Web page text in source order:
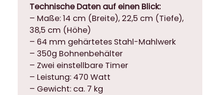
Technische Daten auf einen Blick:
– Maße: 14 cm (Breite), 22,5 cm (Tiefe),
38,5 cm (Höhe)
– 64 mm gehärtetes Stahl-Mahlwerk
– 350g Bohnenbehälter
– Zwei einstellbare Timer
– Leistung: 470 Watt
– Gewicht: ca. 7 kg